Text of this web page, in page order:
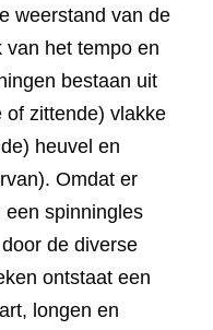
weerstand van de
het tempo en
bestaan uit
of zittende) vlakke
heuvel en
Omdat er
spinningles
de diverse
ontstaat een
longen en